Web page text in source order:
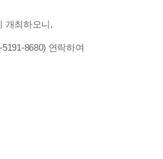
개최하오니,
8680) 연락하여